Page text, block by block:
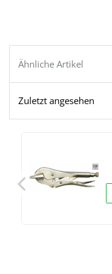
Ähnliche Artikel
Zuletzt angesehen